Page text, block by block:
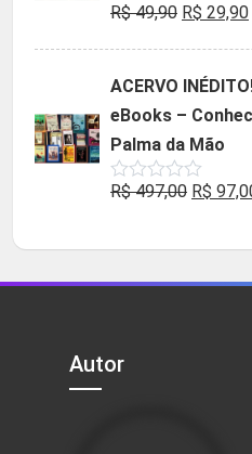
Avaliação
R$49,90 O
era:
R$ 49,90.
R$ 29,90O
é:
ACERVO
eBooks –
Palma da Mão
Avaliação
5
R$497,00 O
original
era:
R$
Autor